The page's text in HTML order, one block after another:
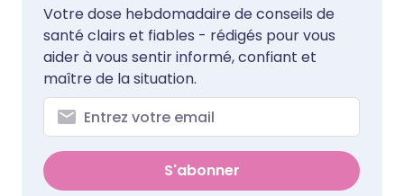
Votre dose hebdomadaire de conseils de
santé clairs et fiables - rédigés pour vous
aider à vous sentir informé, confiant et
maître de la situation.
S'abonner